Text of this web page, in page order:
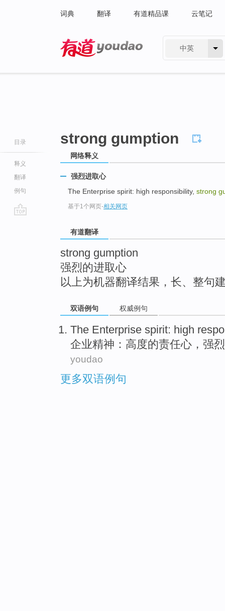
词典 翻译 有道精品课 云笔记
中英
目录
释义
翻译
例句
strong gumption
网络释义
强烈进取心
The Enterprise spirit: high responsibility, strong
基于1个网页-相关网页
有道翻译
strong gumption
强烈的进取心
以上为机器翻译结果，长、整句
双语例句 权威例句
The Enterprise spirit: high
企业精神 ： 高度的责任心 ， 强
youdao
更多双语例句